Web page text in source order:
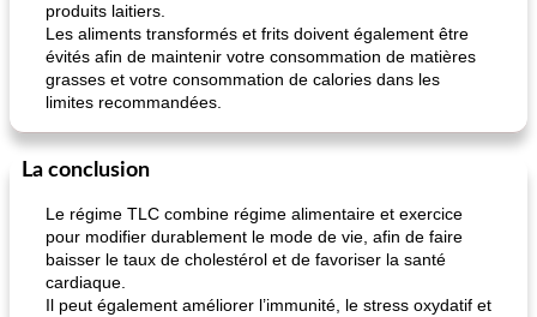
produits laitiers.
Les aliments transformés et frits doivent également être
évités afin de maintenir votre consommation de matières
grasses et votre consommation de calories dans les
limites recommandées.
La conclusion
Le régime TLC combine régime alimentaire et exercice
pour modifier durablement le mode de vie, afin de faire
baisser le taux de cholestérol et de favoriser la santé
cardiaque.
Il peut également améliorer l’immunité, le stress oxydatif et